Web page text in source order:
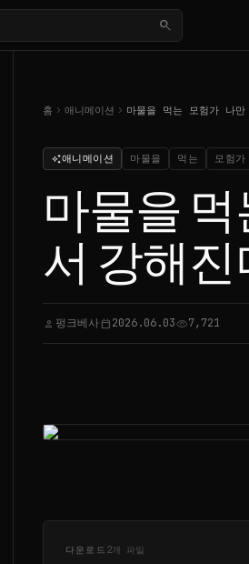
search
홈 chevron_right 애니메이션 chevron_right 마물을 먹는 모험가 나
auto_awesome애니메이션 마물을 먹는 모험가
마물을
서 강해진
person 펑크베사calendar_today2026.06.03visibility7,721
다운로드 2개 파일